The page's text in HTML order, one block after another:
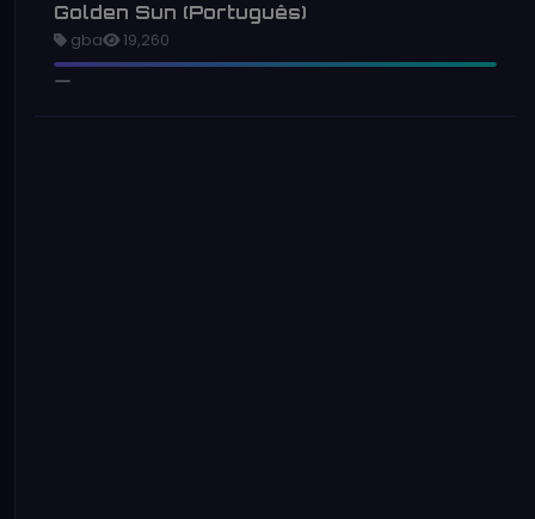
Golden Sun (Português)
gba 19,260